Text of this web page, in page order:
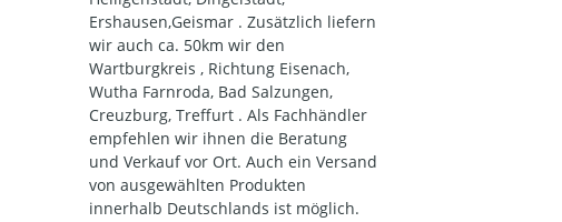
Ershausen,Geismar . Zusätzlich liefern
wir auch ca. 50km wir den
Wartburgkreis , Richtung Eisenach,
Wutha Farnroda, Bad Salzungen,
Creuzburg, Treffurt . Als Fachhändler
empfehlen wir ihnen die Beratung
und Verkauf vor Ort. Auch ein Versand
von ausgewählten Produkten
innerhalb Deutschlands ist möglich.